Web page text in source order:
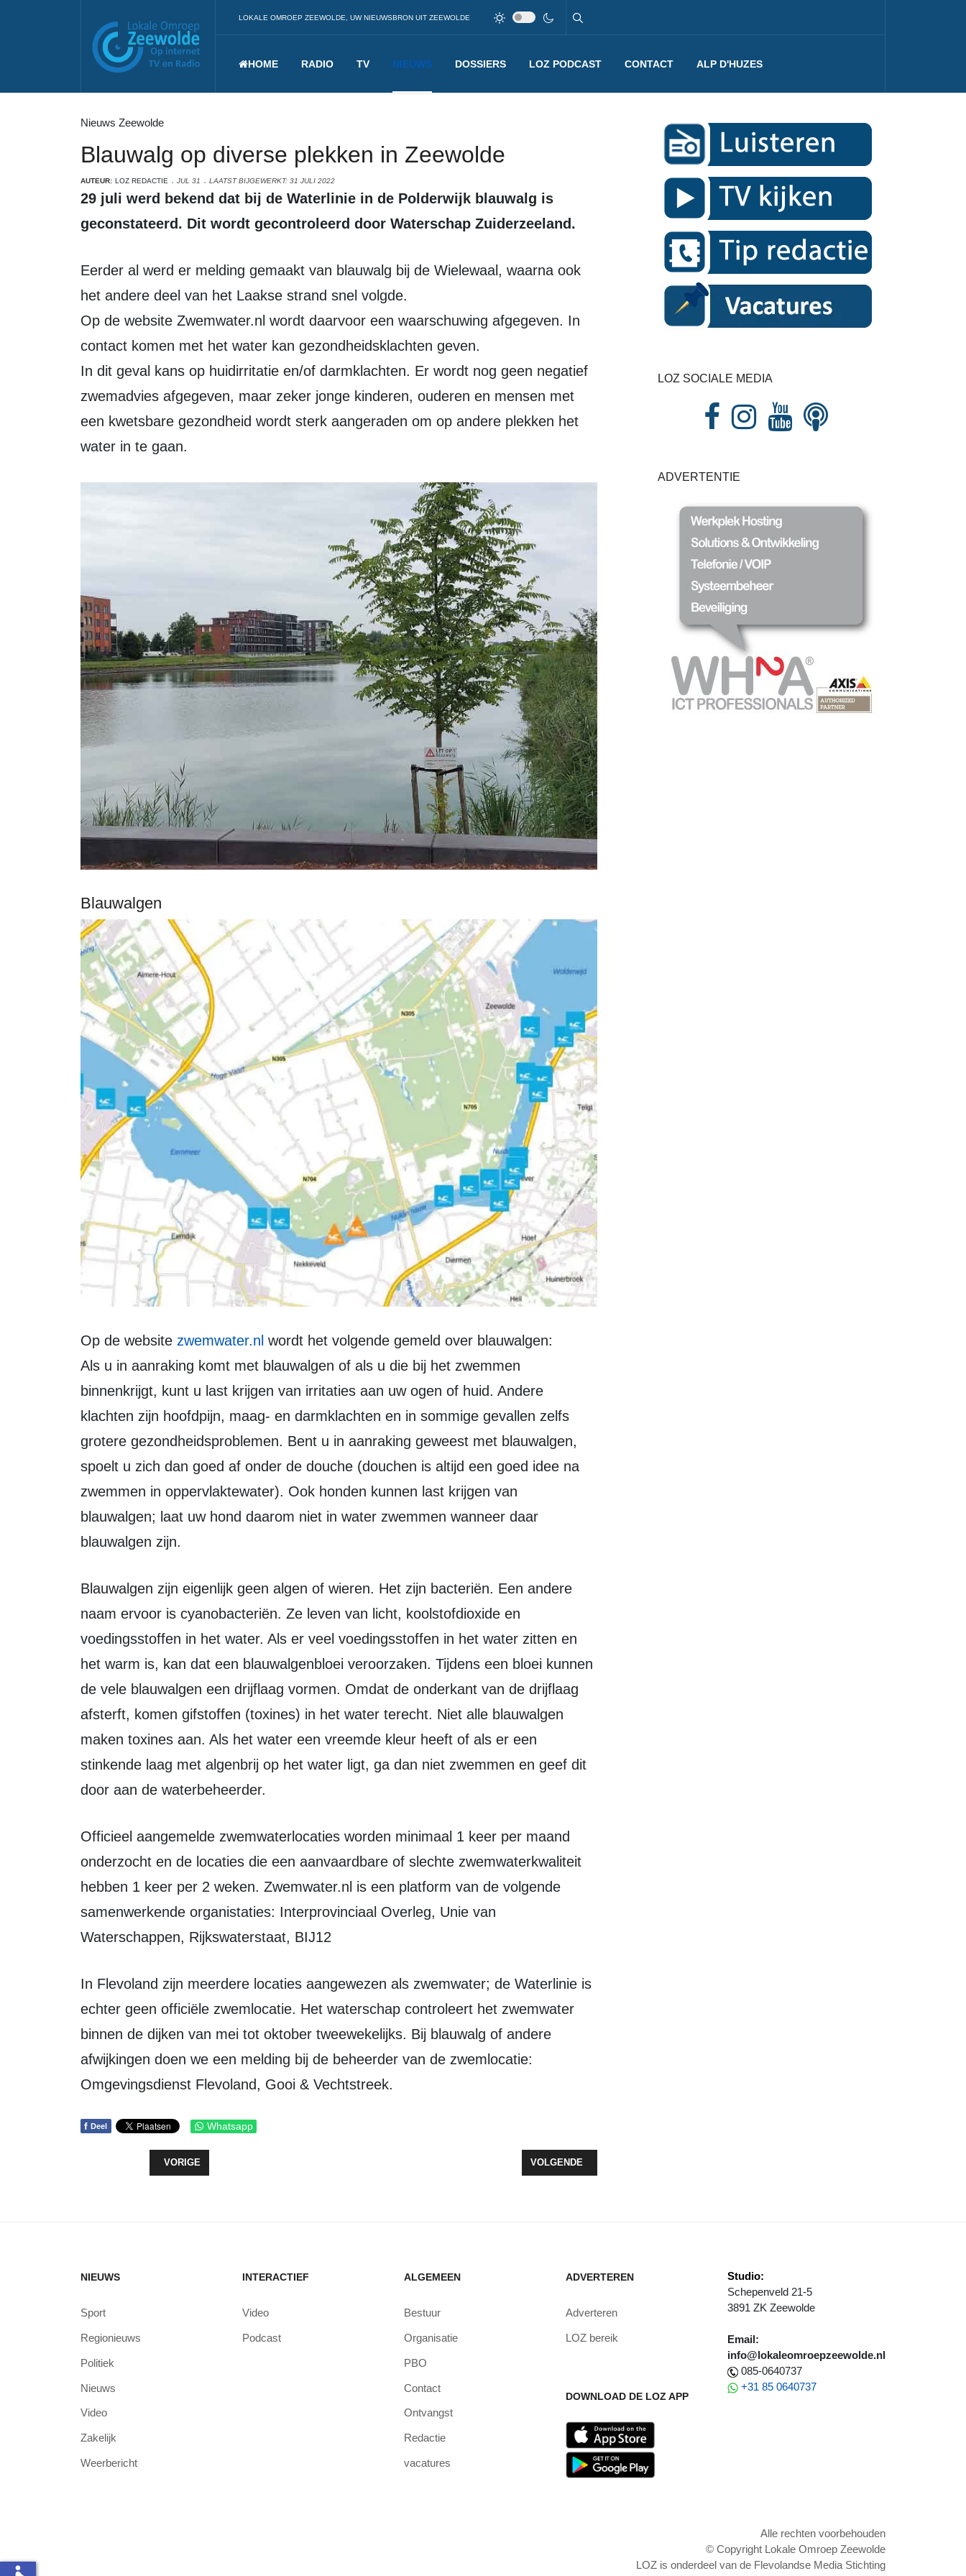
LOKALE OMROEP ZEEWOLDE, UW NIEUWSBRON UIT ZEEWOLDE
HOME RADIO TV NIEUWS DOSSIERS LOZ PODCAST CONTACT ALP D'HUZES
Nieuws Zeewolde
Blauwalg op diverse plekken in Zeewolde
AUTEUR: LOZ REDACTIE JUL 31 LAATST BIJGEWERKT: 31 JULI 2022
29 juli werd bekend dat bij de Waterlinie in de Polderwijk blauwalg is
geconstateerd. Dit wordt gecontroleerd door Waterschap Zuiderzeeland.
Eerder al werd er melding gemaakt van blauwalg bij de Wielewaal, waarna ook
het andere deel van het Laakse strand snel volgde.
Op de website Zwemwater.nl wordt daarvoor een waarschuwing afgegeven. In
contact komen met het water kan gezondheidsklachten geven.
In dit geval kans op huidirritatie en/of darmklachten. Er wordt nog geen negatief
zwemadvies afgegeven, maar zeker jonge kinderen, ouderen en mensen met
een kwetsbare gezondheid wordt sterk aangeraden om op andere plekken het
water in te gaan.
Blauwalgen
Op de website zwemwater.nl wordt het volgende gemeld over blauwalgen:
Als u in aanraking komt met blauwalgen of als u die bij het zwemmen
binnenkrijgt, kunt u last krijgen van irritaties aan uw ogen of huid. Andere
klachten zijn hoofdpijn, maag- en darmklachten en in sommige gevallen zelfs
grotere gezondheidsproblemen. Bent u in aanraking geweest met blauwalgen,
spoelt u zich dan goed af onder de douche (douchen is altijd een goed idee na
zwemmen in oppervlaktewater). Ook honden kunnen last krijgen van
blauwalgen; laat uw hond daarom niet in water zwemmen wanneer daar
blauwalgen zijn.
Blauwalgen zijn eigenlijk geen algen of wieren. Het zijn bacteriën. Een andere
naam ervoor is cyanobacteriën. Ze leven van licht, koolstofdioxide en
voedingsstoffen in het water. Als er veel voedingsstoffen in het water zitten en
het warm is, kan dat een blauwalgenbloei veroorzaken. Tijdens een bloei kunnen
de vele blauwalgen een drijflaag vormen. Omdat de onderkant van de drijflaag
afsterft, komen gifstoffen (toxines) in het water terecht. Niet alle blauwalgen
maken toxines aan. Als het water een vreemde kleur heeft of als er een
stinkende laag met algenbrij op het water ligt, ga dan niet zwemmen en geef dit
door aan de waterbeheerder.
Officieel aangemelde zwemwaterlocaties worden minimaal 1 keer per maand
onderzocht en de locaties die een aanvaardbare of slechte zwemwaterkwaliteit
hebben 1 keer per 2 weken. Zwemwater.nl is een platform van de volgende
samenwerkende organistaties: Interprovinciaal Overleg, Unie van
Waterschappen, Rijkswaterstaat, BIJ12
In Flevoland zijn meerdere locaties aangewezen als zwemwater; de Waterlinie is
echter geen officiële zwemlocatie. Het waterschap controleert het zwemwater
binnen de dijken van mei tot oktober tweewekelijks. Bij blauwalg of andere
afwijkingen doen we een melding bij de beheerder van de zwemlocatie:
Omgevingsdienst Flevoland, Gooi & Vechtstreek.
f Deel Whatsapp
VORIG ARTIKEL: ZEEWOLDE IN BEELD BIJ DEFENSIE VOOR VESTIGING KAZERNE
VORIGE VOLGENDE ARTIKEL: ZEEWOLDE STAAT OP DE KAART BIJ CENTER PARCS DE EEMHOF
VOLGENDE
LOZ SOCIALE MEDIA
ADVERTENTIE
NIEUWS
Sport
Regionieuws
Politiek
Nieuws
Video
Zakelijk
Weerbericht
INTERACTIEF
Video
Podcast
ALGEMEEN
Bestuur
Organisatie
PBO
Contact
Ontvangst
Redactie
vacatures
ADVERTEREN
Adverteren
LOZ bereik
DOWNLOAD DE LOZ APP
Studio:
Schepenveld 21-5
3891 ZK Zeewolde
Email:
info@lokaleomroepzeewolde.nl
085-0640737
+31 85 0640737
Alle rechten voorbehouden
© Copyright Lokale Omroep Zeewolde
LOZ is onderdeel van de Flevolandse Media Stichting